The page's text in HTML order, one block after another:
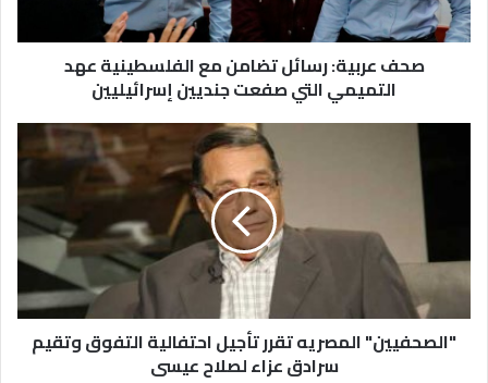
صحف عربية: رسائل تضامن مع الفلسطينية عهد
التميمي التي صفعت جنديين إسرائيليين
"الصحفيين" المصريه تقرر تأجيل احتفالية التفوق وتقيم
سرادق عزاء لصلاح عيسى